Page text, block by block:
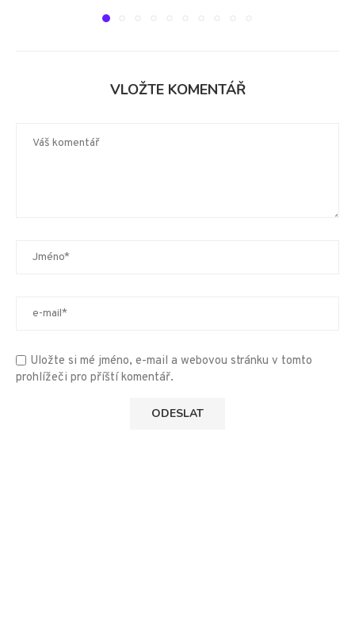
VLOŽTE KOMENTÁŘ
Uložte si mé jméno, e-mail a webovou stránku v tomto
prohlížeči pro příští komentář.